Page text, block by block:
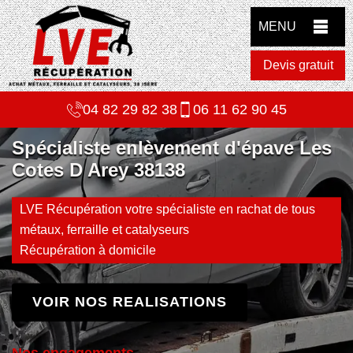
MENU
Devis gratuit
04 82 29 82 38 06 11 62 90 45
Spécialiste enlèvement d'épave Les
Cotes D Arey 38138
LVE Récupération votre spécialiste en rachat de tous
métaux, ferraille et catalyseurs
Récupération à domicile
VOIR NOS REALISATIONS